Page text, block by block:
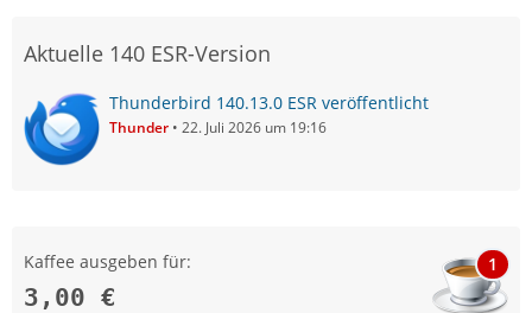
Aktuelle 140 ESR-Version
Thunderbird 140.13.0 ESR veröffentlicht
Thunder 22. Juli 2026 um 19:16
Kaffee ausgeben für:
3,00 €
1